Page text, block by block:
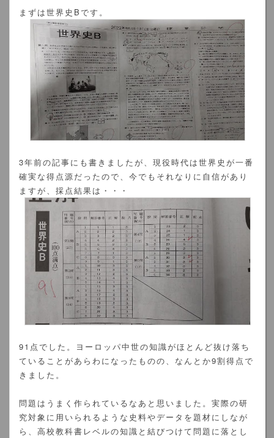
まずは世界史Bです。
3年前の記事にも書きましたが、現役時代は世界史が一番
確実な得点源だったので、今でもそれなりに自信があり
ますが、採点結果は・・・
91点でした。ヨーロッパ中世の知識がほとんど抜け落ち
ていることがあらわになったものの、なんとか9割得点で
きました。
問題はうまく作られているなあと思いました。実際の研
究対象に用いられるような史料やデータを題材にしなが
ら、高校教科書レベルの知識と結びつけて問題に落とし